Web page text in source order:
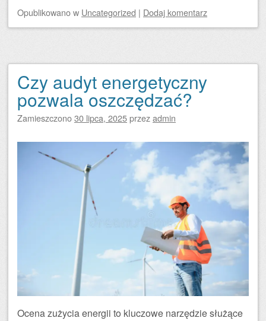
Opublikowanow Uncategorized | Dodaj komentarz
Czy audyt energetyczny
pozwala oszczędzać?
Zamieszczono30 lipca, 2025przezadmin
Ocena zużycia energii to kluczowe narzędzie służące